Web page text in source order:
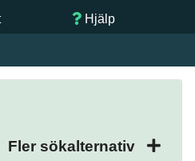
Hjälp
Fler sökalternativ